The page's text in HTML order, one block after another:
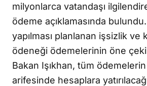
milyonlarca vatandaşı
ödeme açıklamasında
yapılması planlanan işsizlik ve
ödeneği ödemelerinin öne
Bakan Işıkhan, tüm
arifesinde hesaplara